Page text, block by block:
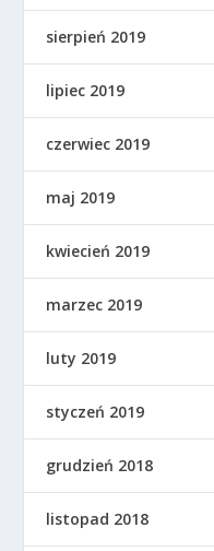
sierpień 2019
lipiec 2019
czerwiec 2019
maj 2019
kwiecień 2019
marzec 2019
luty 2019
styczeń 2019
grudzień 2018
listopad 2018